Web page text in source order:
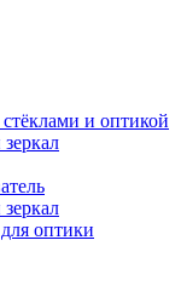
стёклами и оптикой
оптики